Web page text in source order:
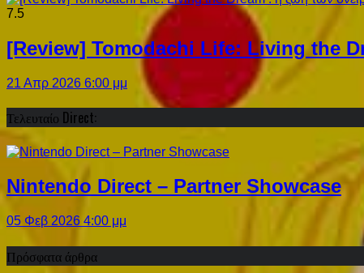
7.5
[Review] Tomodachi Life: Living the
21 Απρ 2026 6:00 μμ
Τελευταίο Direct:
Nintendo Direct – Partner Showcase
05 Φεβ 2026 4:00 μμ
Πρόσφατα άρθρα